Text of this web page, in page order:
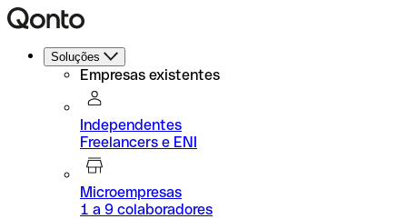
Soluções
Empresas existentes
Independentes
Freelancers e ENI
Microempresas
1 a 9 colaboradores